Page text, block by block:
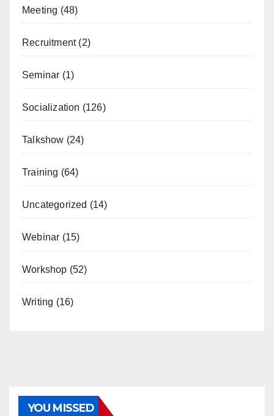
Meeting (48)
Recruitment(2)
Seminar (1)
Socialization (126)
Talkshow (24)
Training (64)
Uncategorized (14)
Webinar (15)
Workshop (52)
Writing (16)
YOU MISSED